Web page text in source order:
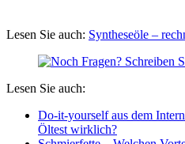
Lesen Sie auch: Syntheseöle –
Lesen Sie auch:
Do-it-yourself aus dem
Öltest wirklich?